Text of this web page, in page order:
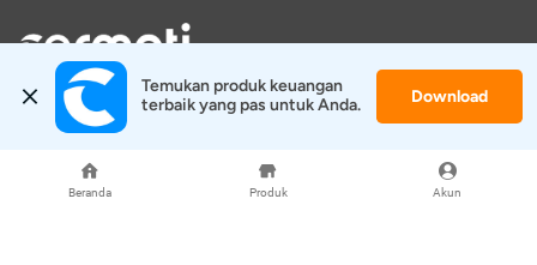
Beranda Produk Akun
© 2026 Cermati. All Rights Reserved.
Temukan produk keuangan
terbaik yang pas untuk Anda.
Download